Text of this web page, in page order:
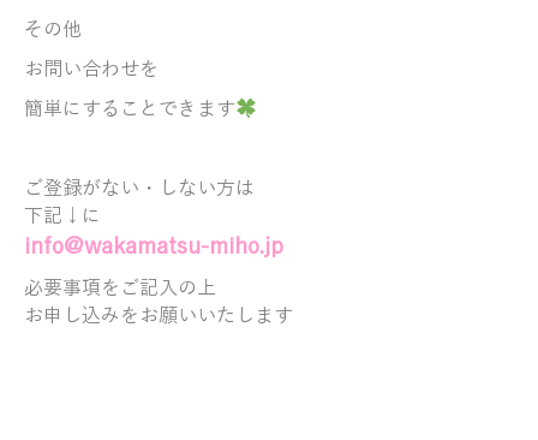
その他
お問い合わせを
簡単にすることできます
ご登録がない・しない方は
下記↓に
info@wakamatsu-miho.jp
必要事項をご記入の上
お申し込みをお願いいたします